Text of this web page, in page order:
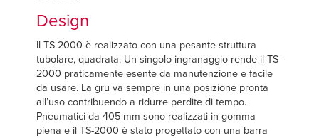
Design
Il TS-2000 è realizzato con una pesante struttura
tubolare, quadrata. Un singolo ingranaggio rende il TS-
2000 praticamente esente da manutenzione e facile
da usare. La gru va sempre in una posizione pronta
all’uso contribuendo a ridurre perdite di tempo.
Pneumatici da 405 mm sono realizzati in gomma
piena e il TS-2000 è stato progettato con una barra